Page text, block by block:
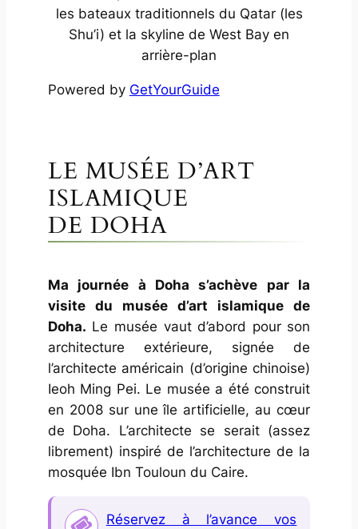
les bateaux traditionnels du Qatar (les
Shu’i) et la skyline de West Bay en
arrière-plan
Powered by GetYourGuide
LE MUSÉE D’ART
ISLAMIQUE
DE DOHA
Ma journée à Doha s’achève par la
visite du musée d’art islamique de
Doha. Le musée vaut d’abord pour son
architecture extérieure, signée de
l’architecte américain (d’origine chinoise)
Ieoh Ming Pei. Le musée a été construit
en 2008 sur une île artificielle, au cœur
de Doha. L’architecte se serait (assez
librement) inspiré de l’architecture de la
mosquée Ibn Touloun du Caire.
Réservez à l’avance vos